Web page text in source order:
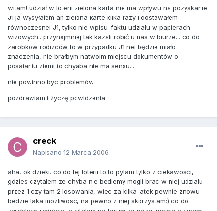
witam! udział w loterii zielona karta nie ma wpływu na pozyskanie
J1 ja wysyłałem an zielona karte kilka razy i dostawałem
równoczesnei J1, tylko nie wpisuj faktu udziału w papierach
wizowych.. przynajmniej tak kazali robić u nas w biurze... co do
zarobków rodizców to w przypadku J1 nei będzie miało
znaczenia, nie brałbym natwoim miejscu dokumentów o
posaianiu ziemi to chyaba nie ma sensu...
nie powinno byc problemów
pozdrawiam i życzę powidzenia
creck
Napisano 12 Marca 2006
aha, ok dzieki. co do tej loterii to to pytam tylko z ciekawosci,
gdzies czytalem ze chyba nie bediemy mogli brac w niej udzialu
przez 1 czy tam 2 losowania, wiec za kilka latek pewnie znowu
bedzie taka mozliwosc, na pewno z niej skorzystam:) co do